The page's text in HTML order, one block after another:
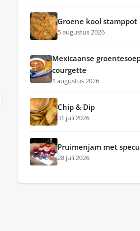
Groene kool stamppot
5 augustus 2026
Mexicaanse
courgette
1 augustus 2026
Chip & Dip
31 juli 2026
Pruimenjam met
28 juli 2026